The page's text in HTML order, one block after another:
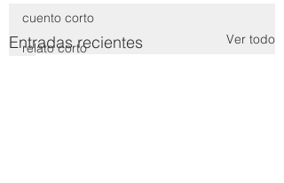
cuento corto
relato corto
Entradas recientes Ver todo